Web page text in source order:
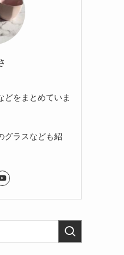
どをまとめていま
グラスなども紹